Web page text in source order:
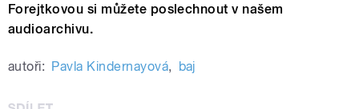
Forejtkovou si můžete poslechnout v našem
audioarchivu.
autoři: Pavla Kindernayová, baj